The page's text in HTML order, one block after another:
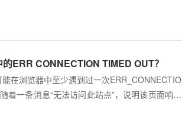
ERR CONNECTION TIMED OUT？
在浏览器中至少遇到过一次ERR_CONNECTIO
着一条消息“无法访问此站点”，说明该页面响应